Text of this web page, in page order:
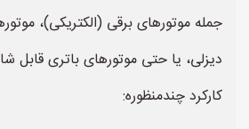
جمله موتورهای برقی (الکتریکی)،
دیزلی، یا حتی موتورهای باتری قابل
کارکرد چندمنظوره: